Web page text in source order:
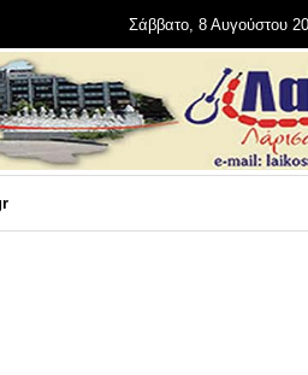
Σάββατο, 8 Αυγούστου